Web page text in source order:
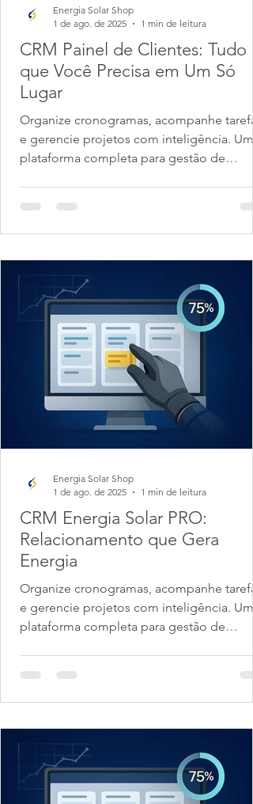
CRM Painel de Clientes: Tudo
que Você Precisa em Um Só
Lugar
Organize cronogramas, acompanhe
e gerencie projetos com inteligência. Uma
plataforma completa para gestão de
Energia Solar Shop
1 de ago. de 2025
1 min de leitura
CRM Energia Solar PRO:
Relacionamento que Gera
Energia
Organize cronogramas, acompanhe
e gerencie projetos com inteligência. Uma
plataforma completa para gestão de
Energia Solar Shop
1 de ago. de 2025
1 min de leitura